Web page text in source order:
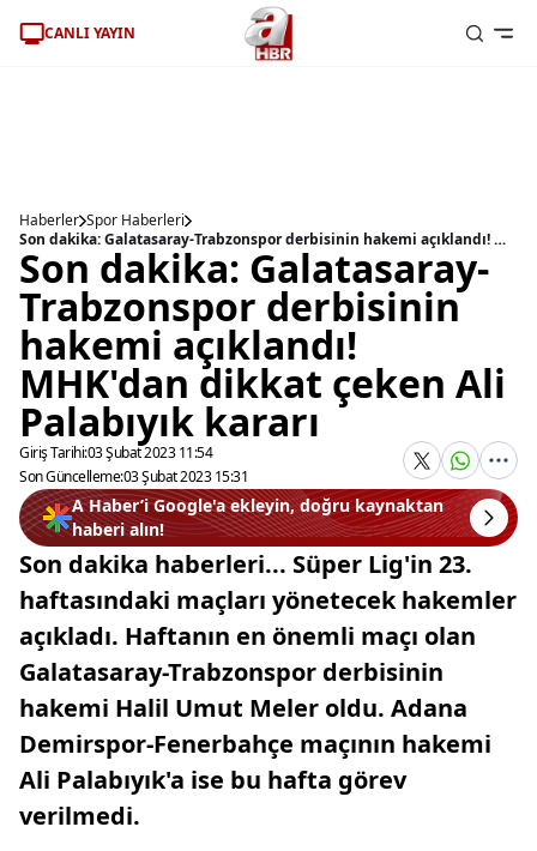
CANLI YAYIN
Haberler Spor Haberleri
Son dakika: Galatasaray-Trabzonspor derbisinin hakemi açıklandı! MHK'dan dikkat çeken Ali Palabıyık kararı
Son dakika: Galatasaray-
Trabzonspor derbisinin
hakemi açıklandı!
MHK'dan dikkat çeken Ali
Palabıyık kararı
Giriş Tarihi:03 Şubat 2023 11:54
Son Güncelleme:03 Şubat 2023 15:31
A Haber’i Google'a ekleyin, doğru kaynaktan
haberi alın!
Son dakika haberleri... Süper Lig'in 23.
haftasındaki maçları yönetecek hakemler
açıkladı. Haftanın en önemli maçı olan
Galatasaray-Trabzonspor derbisinin
hakemi Halil Umut Meler oldu. Adana
Demirspor-Fenerbahçe maçının hakemi
Ali Palabıyık'a ise bu hafta görev
verilmedi.